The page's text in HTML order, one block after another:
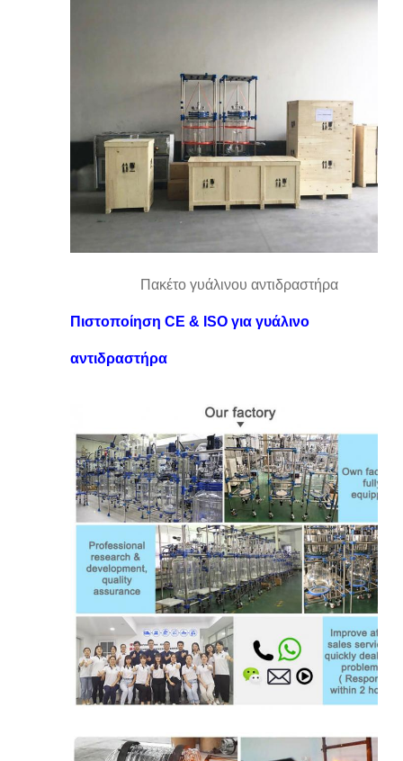
Πακέτο γυάλινου αντιδραστήρα
Πιστοποίηση CE & ISO για γυάλινο
αντιδραστήρα